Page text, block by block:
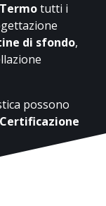
Termotutti i
di sfondo,
possono
Certificazione